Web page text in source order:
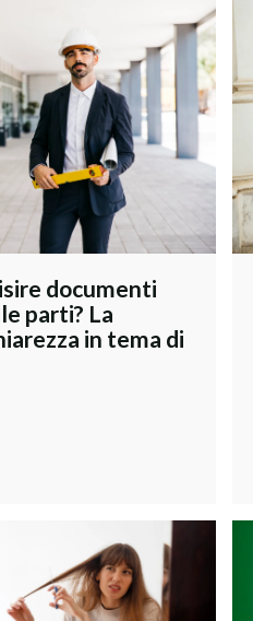
documenti
parti? La
in tema di